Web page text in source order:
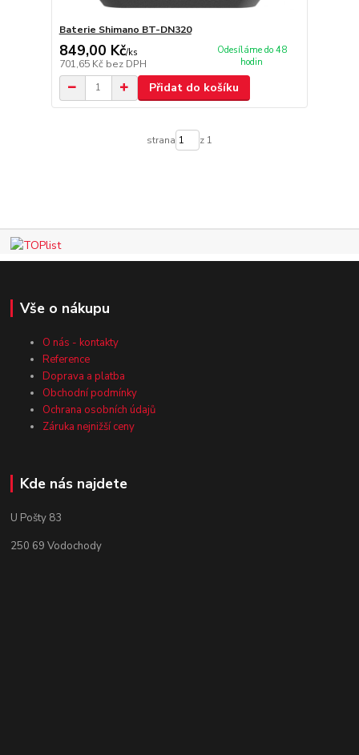
Baterie Shimano BT-DN320
849,00 Kč/ks
701,65 Kč bez DPH
Odesíláme do 48
hodin
Přidat do košíku
strana z 1
Vše o nákupu
O nás - kontakty
Reference
Doprava a platba
Obchodní podmínky
Ochrana osobních údajů
Záruka nejnižší ceny
Kde nás najdete
U Pošty 83
250 69 Vodochody